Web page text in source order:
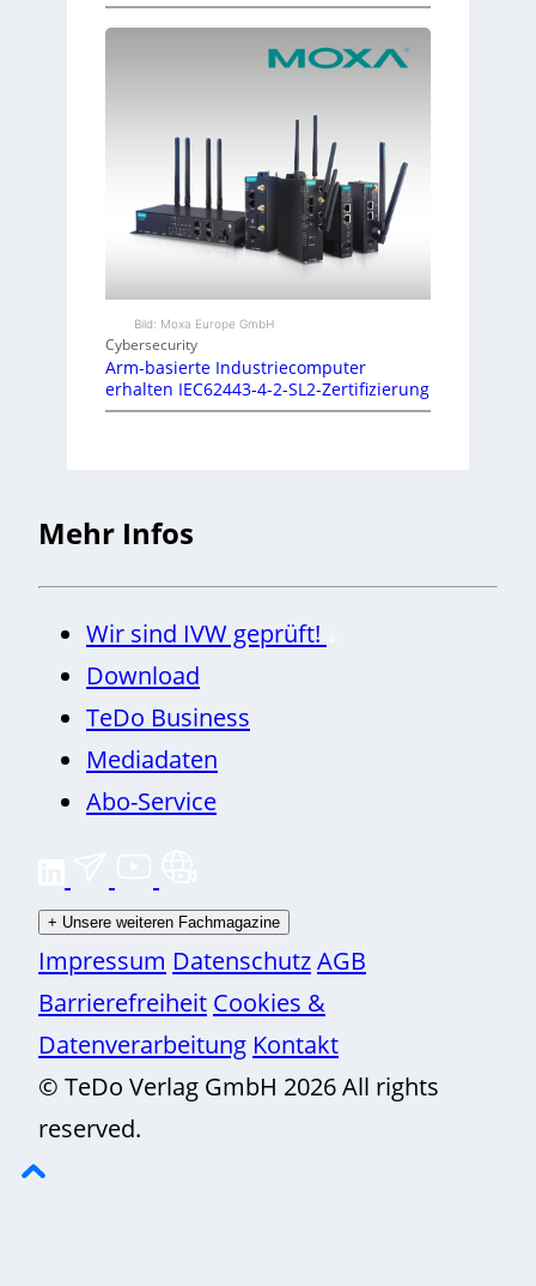
Bild: Moxa Europe GmbH
Cybersecurity
Arm-basierte Industriecomputer
erhalten IEC62443-4-2-SL2-Zertifizierung
Mehr Infos
Wir sind IVW geprüft!
Download
TeDo Business
Mediadaten
Abo-Service
+ Unsere weiteren Fachmagazine
Impressum DatenschutzAGB
Barrierefreiheit Cookies &
Datenverarbeitung Kontakt
© TeDo Verlag GmbH 2026 All rights
reserved.